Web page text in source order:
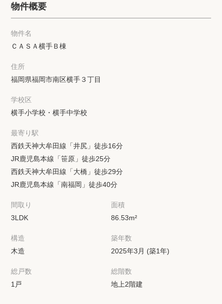
物件概要
物件名
ＣＡＳＡ横手Ｂ棟
住所
福岡県福岡市南区横手３丁目
学校区
横手小学校・横手中学校
最寄り駅
西鉄天神大牟田線「井尻」徒歩16分
JR鹿児島本線「笹原」徒歩25分
西鉄天神大牟田線「大橋」徒歩29分
JR鹿児島本線「南福岡」徒歩40分
間取り
3LDK
面積
86.53m²
構造
木造
築年数
2025年3月 (築1年)
総戸数
1戸
総階数
地上2階建